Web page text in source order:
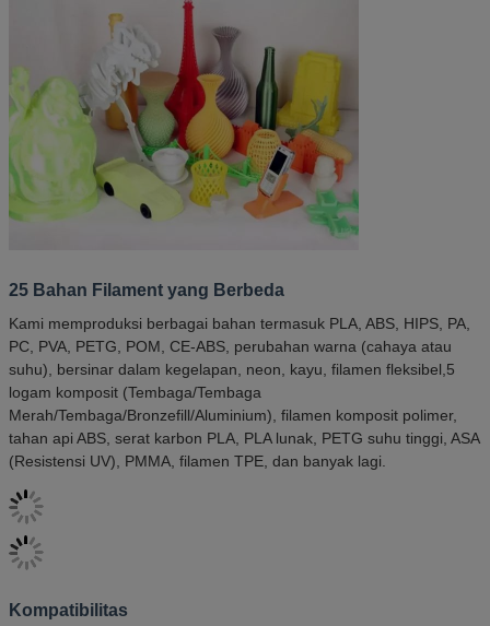
25 Bahan Filament yang Berbeda
Kami memproduksi berbagai bahan termasuk PLA, ABS, HIPS, PA,
PC, PVA, PETG, POM, CE-ABS, perubahan warna (cahaya atau
suhu), bersinar dalam kegelapan, neon, kayu, filamen fleksibel,5
logam komposit (Tembaga/Tembaga
Merah/Tembaga/Bronzefill/Aluminium), filamen komposit polimer,
tahan api ABS, serat karbon PLA, PLA lunak, PETG suhu tinggi, ASA
(Resistensi UV), PMMA, filamen TPE, dan banyak lagi.
Kompatibilitas